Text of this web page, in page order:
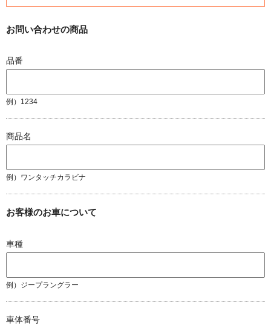
お問い合わせの商品
品番
例）1234
商品名
例）ワンタッチカラビナ
お客様のお車について
車種
例）ジープラングラー
車体番号